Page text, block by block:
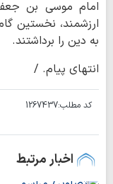
امام موسی بن
ارزشمند، نخستین
به دین را برداشتند.
انتهای پیام. /
کد مطلب:1267437
اخبار مرتبط